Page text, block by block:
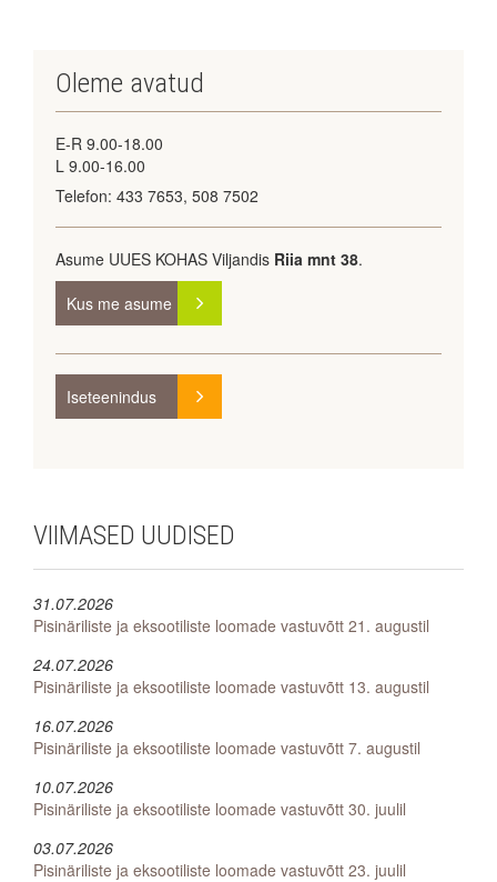
Oleme avatud
E-R 9.00-18.00
L 9.00-16.00
Telefon: 433 7653, 508 7502
Asume UUES KOHAS Viljandis Riia mnt 38.
Kus me asume
KAART
Iseteenindus Registreeru
VIIMASED UUDISED
31.07.2026
Pisinäriliste ja eksootiliste loomade vastuvõtt 21. augustil
24.07.2026
Pisinäriliste ja eksootiliste loomade vastuvõtt 13. augustil
16.07.2026
Pisinäriliste ja eksootiliste loomade vastuvõtt 7. augustil
10.07.2026
Pisinäriliste ja eksootiliste loomade vastuvõtt 30. juulil
03.07.2026
Pisinäriliste ja eksootiliste loomade vastuvõtt 23. juulil